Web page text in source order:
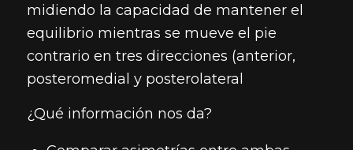
midiendo la capacidad de mantener el
equilibrio mientras se mueve el pie
contrario en tres direcciones (anterior,
posteromedial y posterolateral
¿Qué información nos da?